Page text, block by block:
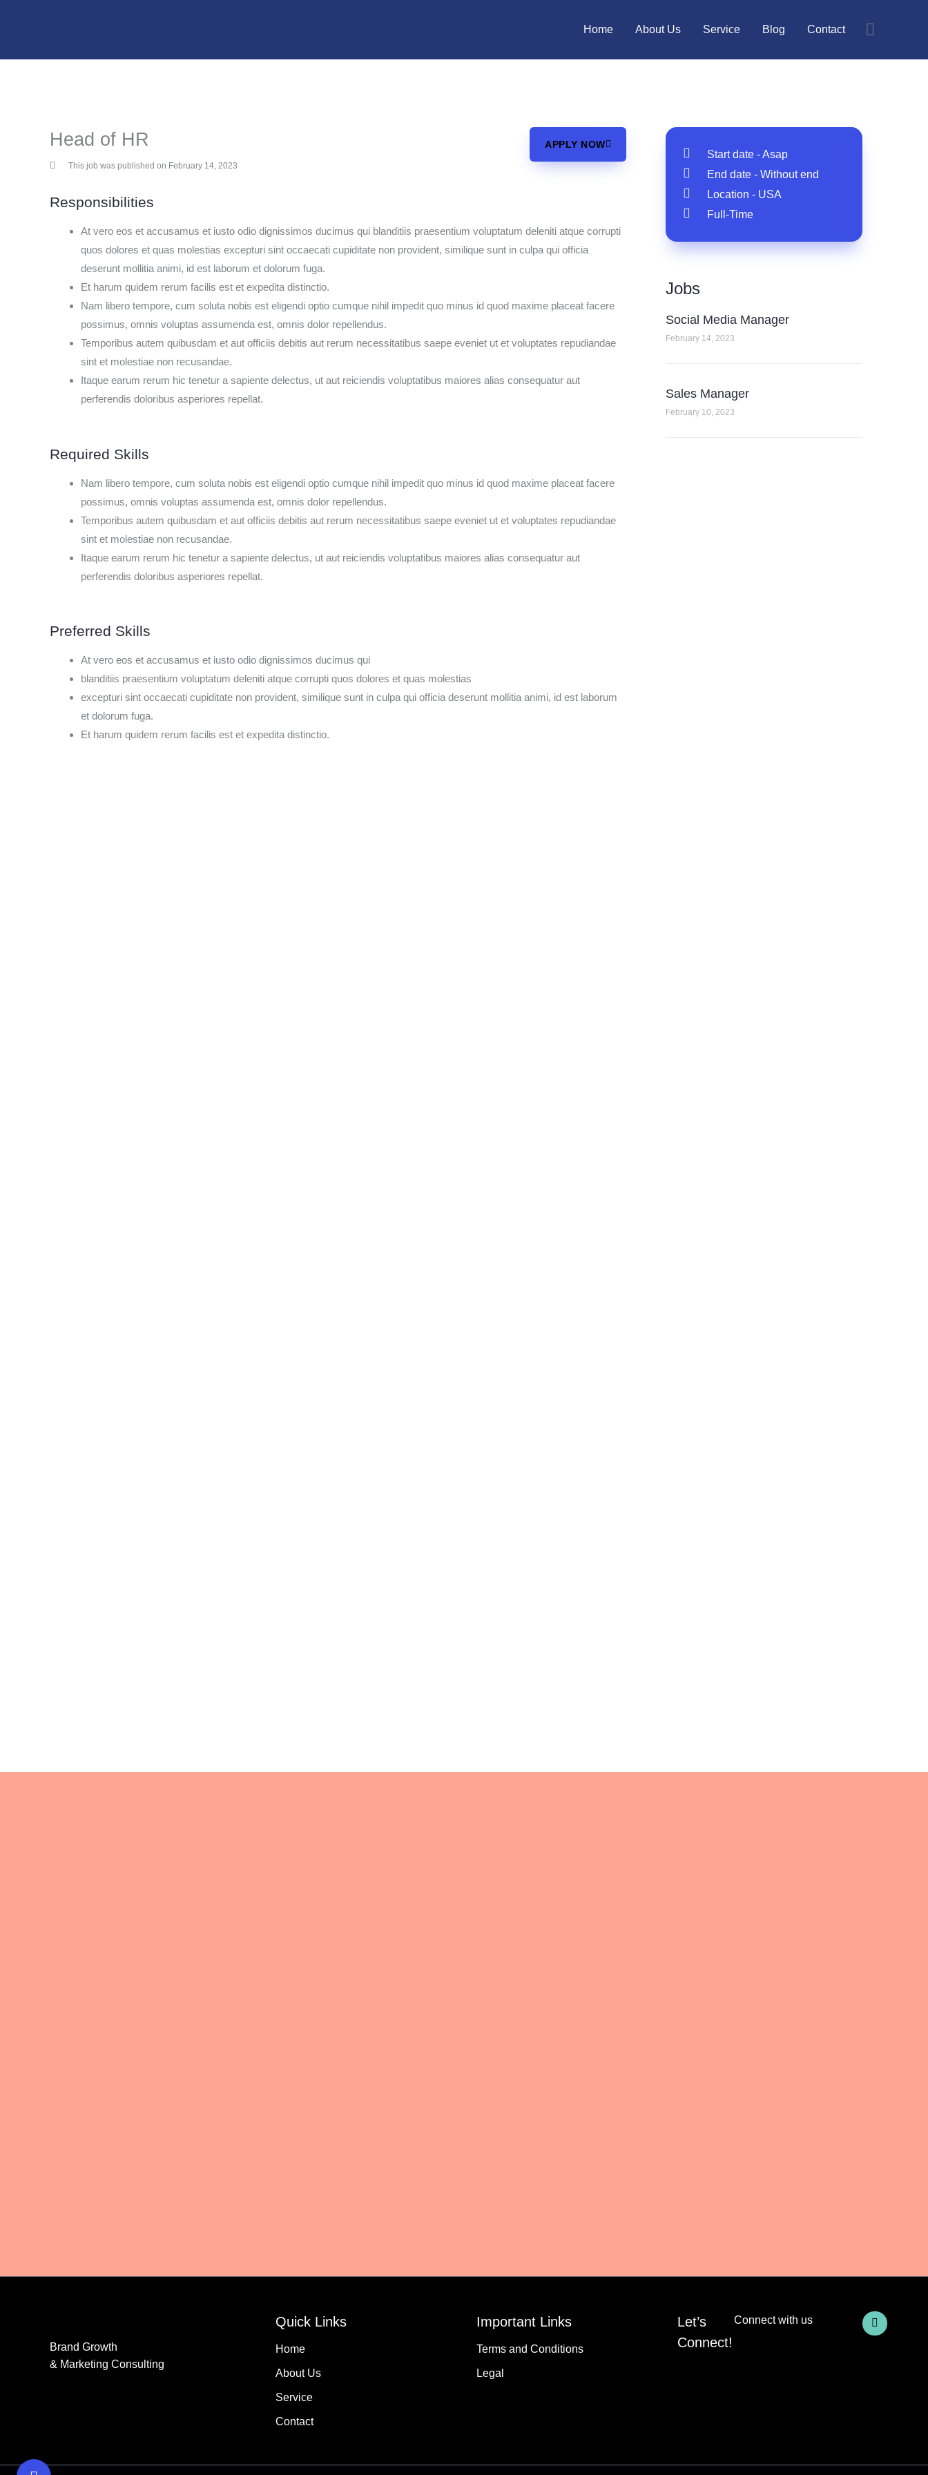
Home About Us Service Blog Contact
Head of HR
This job was published on February 14, 2023
APPLY NOW
Responsibilities
At vero eos et accusamus et iusto odio dignissimos ducimus qui blanditiis praesentium voluptatum deleniti atque corrupti
quos dolores et quas molestias excepturi sint occaecati cupiditate non provident, similique sunt in culpa qui officia
deserunt mollitia animi, id est laborum et dolorum fuga.
Et harum quidem rerum facilis est et expedita distinctio.
Nam libero tempore, cum soluta nobis est eligendi optio cumque nihil impedit quo minus id quod maxime placeat facere
possimus, omnis voluptas assumenda est, omnis dolor repellendus.
Temporibus autem quibusdam et aut officiis debitis aut rerum necessitatibus saepe eveniet ut et voluptates repudiandae
sint et molestiae non recusandae.
Itaque earum rerum hic tenetur a sapiente delectus, ut aut reiciendis voluptatibus maiores alias consequatur aut
perferendis doloribus asperiores repellat.
Required Skills
Nam libero tempore, cum soluta nobis est eligendi optio cumque nihil impedit quo minus id quod maxime placeat facere
possimus, omnis voluptas assumenda est, omnis dolor repellendus.
Temporibus autem quibusdam et aut officiis debitis aut rerum necessitatibus saepe eveniet ut et voluptates repudiandae
sint et molestiae non recusandae.
Itaque earum rerum hic tenetur a sapiente delectus, ut aut reiciendis voluptatibus maiores alias consequatur aut
perferendis doloribus asperiores repellat.
Preferred Skills
At vero eos et accusamus et iusto odio dignissimos ducimus qui
blanditiis praesentium voluptatum deleniti atque corrupti quos dolores et quas molestias
excepturi sint occaecati cupiditate non provident, similique sunt in culpa qui officia deserunt mollitia animi, id est laborum
et dolorum fuga.
Et harum quidem rerum facilis est et expedita distinctio.
Start date - Asap
End date - Without end
Location - USA
Full-Time
Jobs
Social Media Manager
February 14, 2023
Sales Manager
February 10, 2023
Brand Growth
& Marketing Consulting
Quick Links
Home
About Us
Service
Contact
Important Links
Terms and Conditions
Legal
Let’s
Connect!
Connect with us
L
i
n